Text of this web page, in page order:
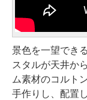
景色を一望でき
スタルが天井か
ム素材のコルト
手作りし、配置